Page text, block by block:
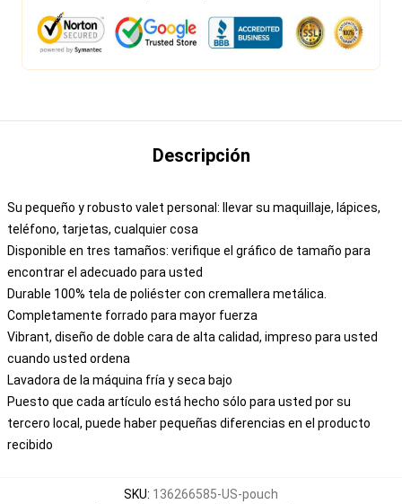
Descripción
Su pequeño y robusto valet personal: llevar su maquillaje, lápices,
teléfono, tarjetas, cualquier cosa
Disponible en tres tamaños: verifique el gráfico de tamaño para
encontrar el adecuado para usted
Durable 100% tela de poliéster con cremallera metálica.
Completamente forrado para mayor fuerza
Vibrant, diseño de doble cara de alta calidad, impreso para usted
cuando usted ordena
Lavadora de la máquina fría y seca bajo
Puesto que cada artículo está hecho sólo para usted por su
tercero local, puede haber pequeñas diferencias en el producto
recibido
SKU: 136266585-US-pouch